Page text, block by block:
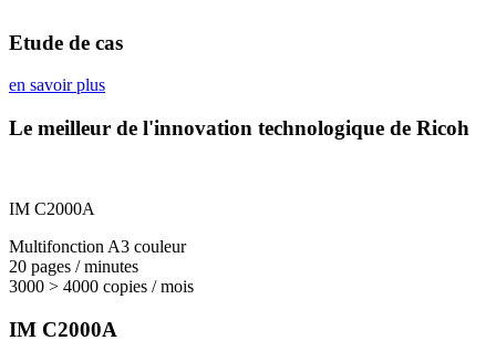
Etude de cas
en savoir plus
Le meilleur de l'innovation technologique de Ricoh
IM C2000A
Multifonction A3 couleur
20 pages / minutes
3000 > 4000 copies / mois
IM C2000A